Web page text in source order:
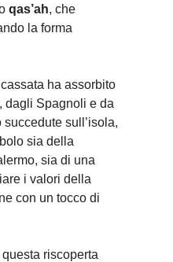
qas’ah, che
la forma
ha assorbito
dagli Spagnoli e da
sull’isola,
sia della
sia di una
i valori della
con un tocco di
questa riscoperta